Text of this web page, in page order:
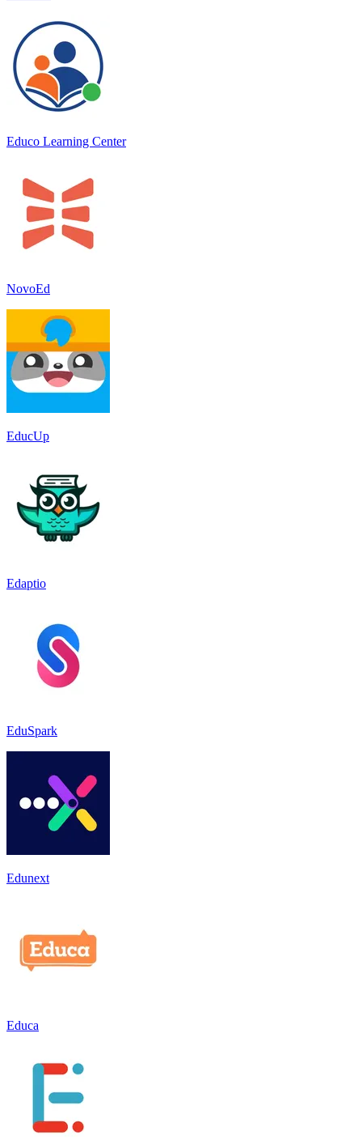
Educo Learning Center
NovoEd
EducUp
Edaptio
EduSpark
Edunext
Educa